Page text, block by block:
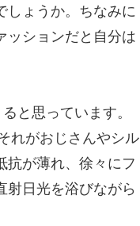
しょうか。ちなみに
ッションだと自分は
と思っています。
れがおじさんやシル
抗が薄れ、徐々にフ
射日光を浴びながら